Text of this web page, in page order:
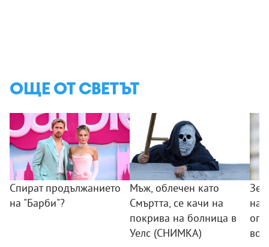
ОЩЕ ОТ СВЕТЪТ
Спират продължанието
на "Барби"?
Мъж, облечен като
Смъртта, се качи на
покрива на болница в
Уелс (СНИМКА)